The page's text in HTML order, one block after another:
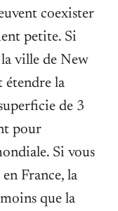
coexister
petite. Si
ville de New
étendre la
de 3
pour
Si vous
France, la
que la